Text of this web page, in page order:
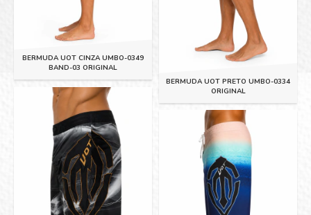
BERMUDA UOT CINZA UMBO-0349
BAND-03 ORIGINAL
BERMUDA UOT PRETO UMBO-0334
ORIGINAL